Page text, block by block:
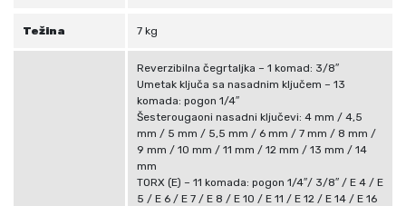
n
Težina 7 kg
Reverzibilna čegrtaljka – 1 komad: 3/8″
Umetak ključa sa nasadnim ključem – 13
komada: pogon 1/4″
Šesterougaoni nasadni ključevi: 4 mm / 4,5
mm / 5 mm / 5,5 mm / 6 mm / 7 mm / 8 mm /
9 mm / 10 mm / 11 mm / 12 mm / 13 mm / 14
mm
TORX (E) – 11 komada: pogon 1/4″/ 3/8″ / E 4 / E
5 / E 6 / E 7 / E 8 / E 10 / E 11 / E 12 / E 14 / E 16